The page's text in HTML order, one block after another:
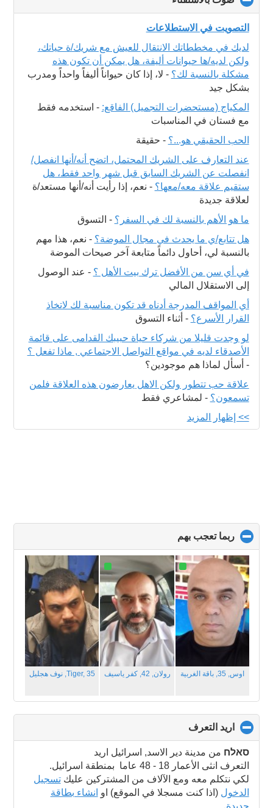
to
collapse
التصويت في الاستطلاعات
لديك في مخططاتك الانتقال للعيش مع شريك/ة حياتك،
ولكن لديه/ها حيوانات أليفة، هل يمكن أن تكون هذه
مشكلة بالنسبة لك؟ - لا، إذا كان حيواناً أليفاً واحداً ومدرب
بشكل جيد
المكياج (مستحضرات التجميل) الفاقع: - استخدمه فقط
مع فستان في المناسبات
الحب الحقيقي هو...؟ - حقيقة
عند التعارف على الشريك المحتمل، اتضح أنه/أنها انفصل/
انفصلت عن الشريك السابق قبل شهر واحد فقط، هل
ستقيم علاقة معه/معها؟ - نعم، إذا رأيت أنه/أنها مستعد/ة
لعلاقة جديدة
ما هو الأهم بالنسبة لك في السفر؟ - التسوق
هل تتابع/ي ما يحدث في مجال الموضة؟ - نعم، هذا مهم
بالنسبة لي، أحاول دائماً متابعة آخر صيحات الموضة
في أي سن من الأفضل ترك بيت الأهل ؟ - عند الوصول
إلى الاستقلال المالي
أي المواقف المدرجة أدناه قد تكون مناسبة لك لاتخاذ
القرار الأسرع؟ - أثناء التسوق
لو وجدت قليلا من شركاء حياة حبيبك القدامى على قائمة
الأصدقاء لديه في مواقع التواصل الاجتماعي , ماذا تفعل ؟
- أسأل لماذا هم موجودين؟
علاقة حب تتطور ولكن الاهل يعارضون هذه العلاقة فلمن
تسمعون؟ - لمشاعري فقط
>> إظهار المزيد
ربما تعجب بهم
to
collapse
contents
اوس, 35, باقة الغربية‎ رولان, 42, كفر ياسيف Tiger, 35, نوف هجليل‎
اريد التعرف
to
collapse
contents
סאלח من مدينة دير الاسد, اسرائيل اريد
التعرف انثى الأعمار 18 - 48 عاما بمنطقة اسرائيل.
لكي نتكلم معه ومع الآلاف من المشتركين عليكتسجيل
الدخول (اذا كنت مسجلا في الموقع) او انشاء بطاقة
جديدة.